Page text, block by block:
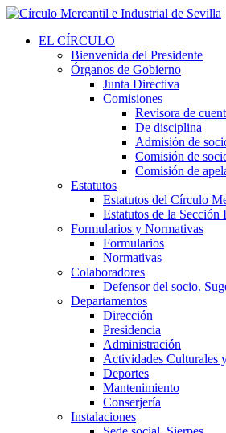
EL CÍRCULO
Bienvenida del Presidente
Órganos de Gobierno
Junta Directiva
Comisiones
Revisora de
De disciplina
Admisión de
Comisión de
Comisión de
Estatutos
Estatutos del Círculo
Estatutos de la
Formularios y Normativas
Formularios
Normativas
Colaboradores
Defensor del socio.
Departamentos
Dirección
Presidencia
Administración
Actividades Culturales
Deportes
Mantenimiento
Conserjería
Instalaciones